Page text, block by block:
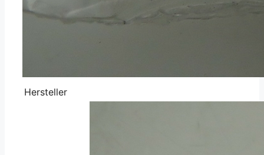
Hersteller